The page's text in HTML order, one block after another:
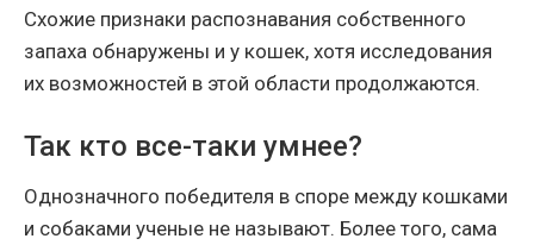
Схожие признаки распознавания собственного
запаха обнаружены и у кошек, хотя исследования
их возможностей в этой области продолжаются.
Так кто все-таки умнее?
Однозначного победителя в споре между кошками
и собаками ученые не называют. Более того, сама